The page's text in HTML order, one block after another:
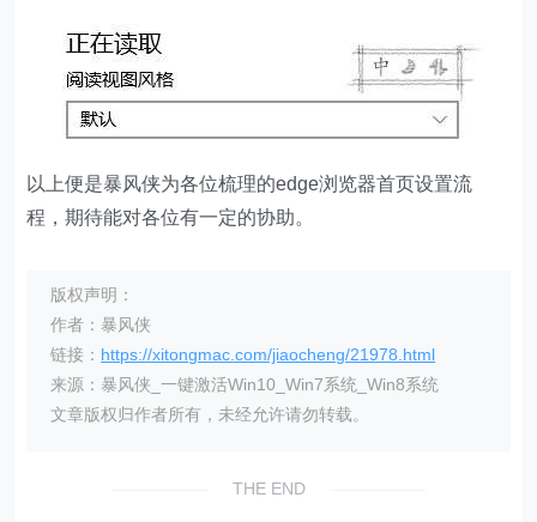
以上便是暴风侠为各位梳理的edge浏览器首页设置流
程，期待能对各位有一定的协助。
版权声明：
作者：暴风侠
链接： https://xitongmac.com/jiaocheng/21978.html
来源：暴风侠_一键激活Win10_Win7系统_Win8系统
文章版权归作者所有，未经允许请勿转载。
THE END